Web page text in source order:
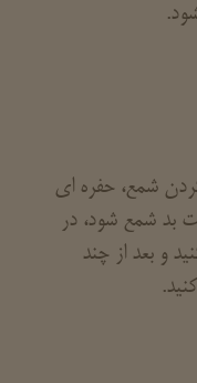
شمع، حفره ای
بد شمع شود، در
و بعد از چند